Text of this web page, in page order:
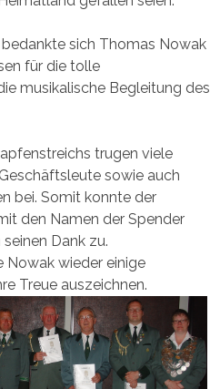
sich Thomas Nowak
für die tolle
musikalische Begleitung des
trugen viele
sowie auch
bei. Somit konnte der
den Namen der Spender
Dank zu.
Nowak wieder einige
Treue auszeichnen.